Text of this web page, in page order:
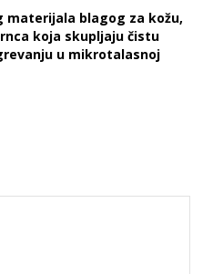
materijala blagog za kožu,
koja skupljaju čistu
u mikrotalasnoj